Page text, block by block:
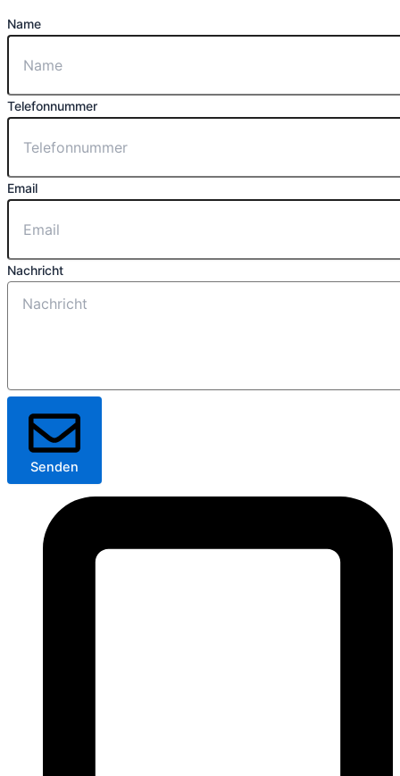
Name
Telefonnummer
Email
Nachricht
Senden